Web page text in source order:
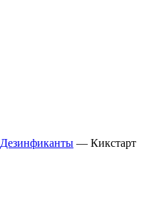
Дезинфиканты — Кикстарт